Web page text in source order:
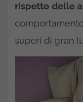
rispetto delle
superi di gran